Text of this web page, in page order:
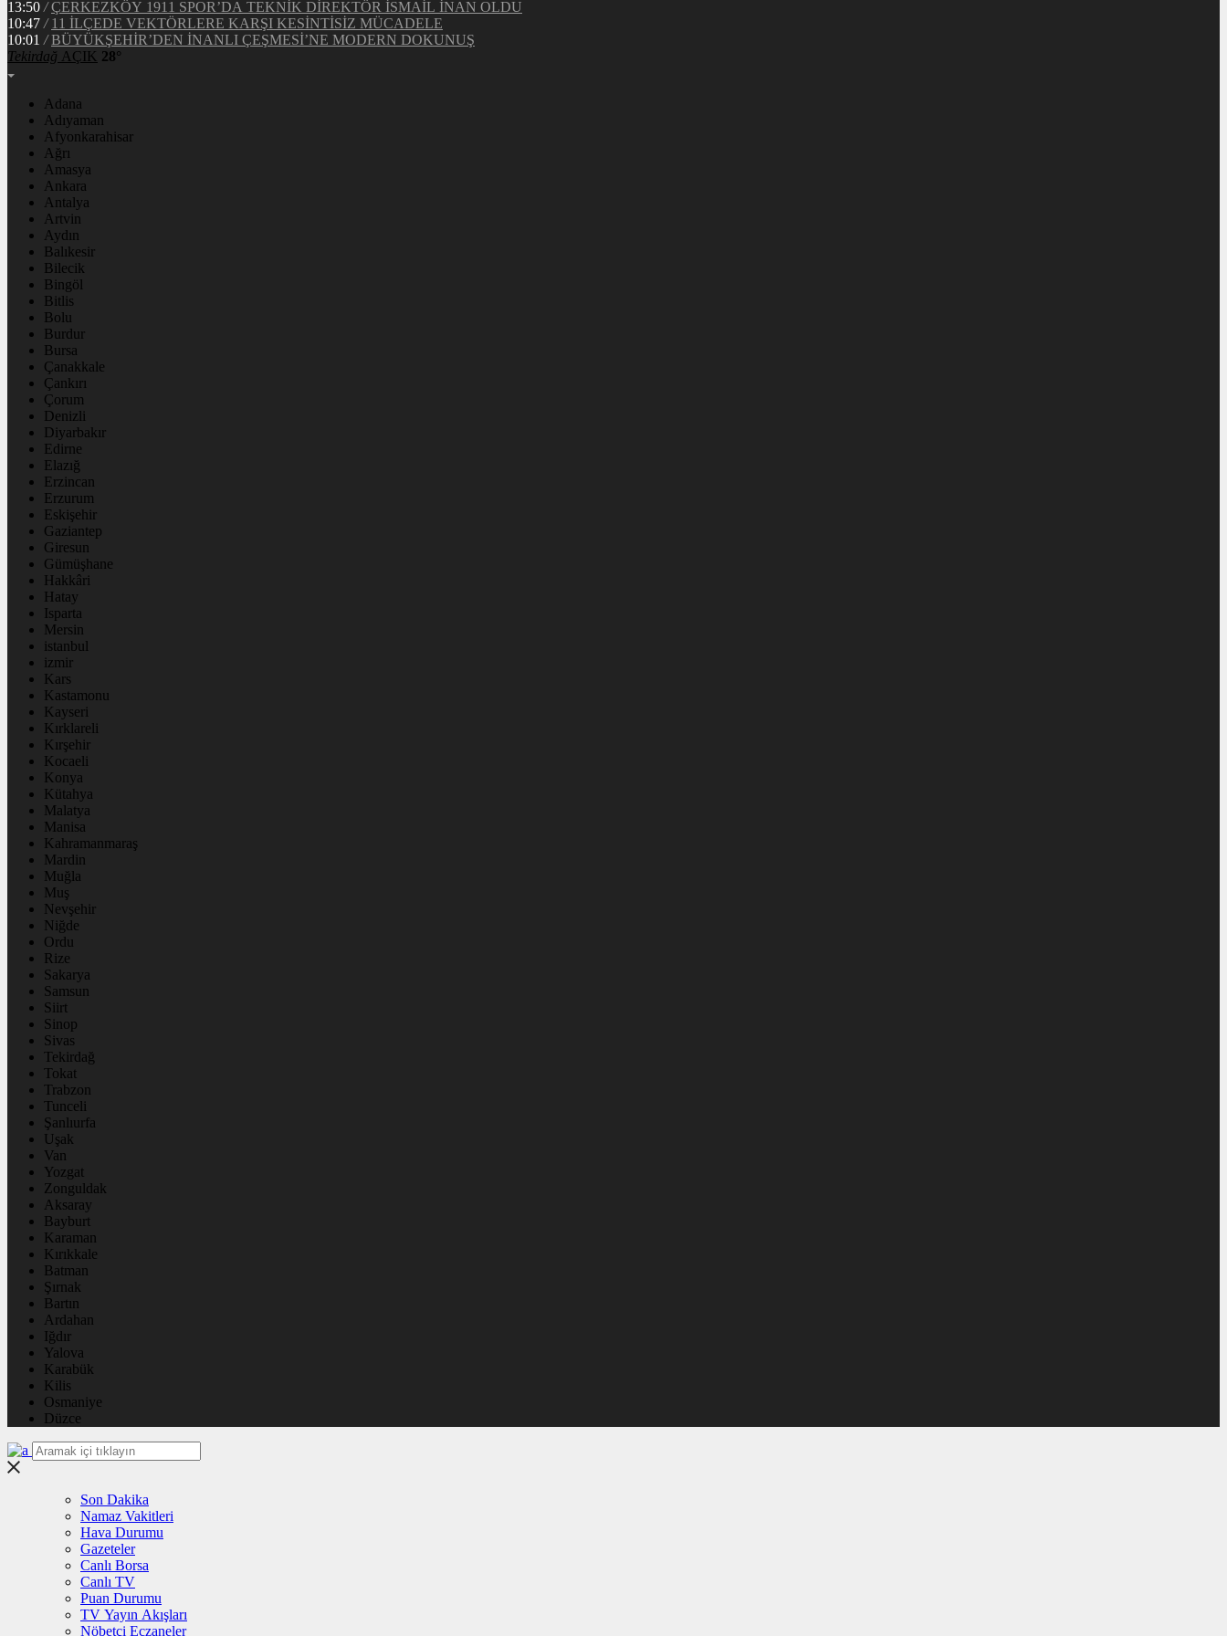
13:50 / ÇERKEZKÖY 1911 SPOR’DA TEKNİK DİREKTÖR İSMAİL İNAN OLDU
10:47 / 11 İLÇEDE VEKTÖRLERE KARŞI KESİNTİSİZ MÜCADELE
10:01 / BÜYÜKŞEHİR’DEN İNANLI ÇEŞMESİ’NE MODERN DOKUNUŞ
Tekirdağ AÇIK 28°
Adana
Adıyaman
Afyonkarahisar
Ağrı
Amasya
Ankara
Antalya
Artvin
Aydın
Balıkesir
Bilecik
Bingöl
Bitlis
Bolu
Burdur
Bursa
Çanakkale
Çankırı
Çorum
Denizli
Diyarbakır
Edirne
Elazığ
Erzincan
Erzurum
Eskişehir
Gaziantep
Giresun
Gümüşhane
Hakkâri
Hatay
Isparta
Mersin
istanbul
izmir
Kars
Kastamonu
Kayseri
Kırklareli
Kırşehir
Kocaeli
Konya
Kütahya
Malatya
Manisa
Kahramanmaraş
Mardin
Muğla
Muş
Nevşehir
Niğde
Ordu
Rize
Sakarya
Samsun
Siirt
Sinop
Sivas
Tekirdağ
Tokat
Trabzon
Tunceli
Şanlıurfa
Uşak
Van
Yozgat
Zonguldak
Aksaray
Bayburt
Karaman
Kırıkkale
Batman
Şırnak
Bartın
Ardahan
Iğdır
Yalova
Karabük
Kilis
Osmaniye
Düzce
Son Dakika
Namaz Vakitleri
Hava Durumu
Gazeteler
Canlı Borsa
Canlı TV
Puan Durumu
TV Yayın Akışları
Nöbetçi Eczaneler